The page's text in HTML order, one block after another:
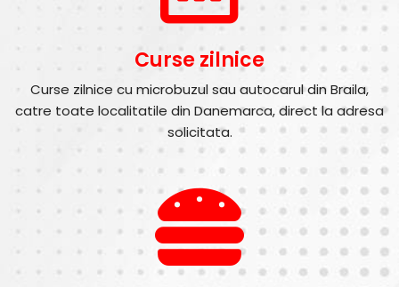
Curse zilnice
Curse zilnice cu microbuzul sau autocarul din Braila,
catre toate localitatile din Danemarca, direct la adresa
solicitata.